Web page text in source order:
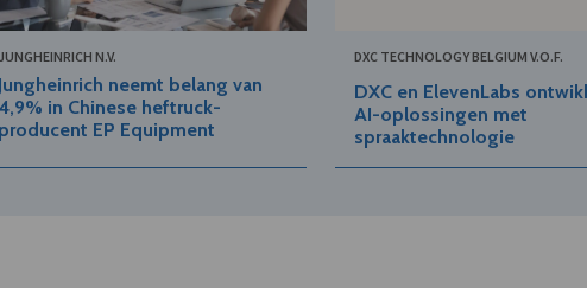
N.V.
Jungheinrich neemt belang van
in Chinese heftruck-
producent EP Equipment
DXC TECHNOLOGY BELGIUM V.O.F.
DXC en ElevenLabs
AI-oplossingen met
spraaktechnologie